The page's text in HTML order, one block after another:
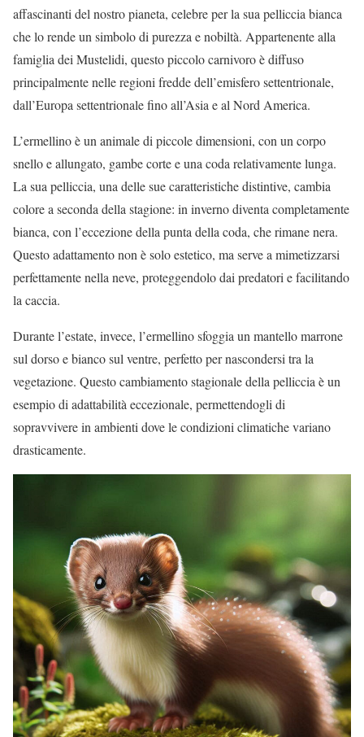
affascinanti del nostro pianeta, celebre per la sua pelliccia bianca
che lo rende un simbolo di purezza e nobiltà. Appartenente alla
famiglia dei Mustelidi, questo piccolo carnivoro è diffuso
principalmente nelle regioni fredde dell’emisfero settentrionale,
dall’Europa settentrionale fino all’Asia e al Nord America.
L’ermellino è un animale di piccole dimensioni, con un corpo
snello e allungato, gambe corte e una coda relativamente lunga.
La sua pelliccia, una delle sue caratteristiche distintive, cambia
colore a seconda della stagione: in inverno diventa completamente
bianca, con l’eccezione della punta della coda, che rimane nera.
Questo adattamento non è solo estetico, ma serve a mimetizzarsi
perfettamente nella neve, proteggendolo dai predatori e facilitando
la caccia.
Durante l’estate, invece, l’ermellino sfoggia un mantello marrone
sul dorso e bianco sul ventre, perfetto per nascondersi tra la
vegetazione. Questo cambiamento stagionale della pelliccia è un
esempio di adattabilità eccezionale, permettendogli di
sopravvivere in ambienti dove le condizioni climatiche variano
drasticamente.